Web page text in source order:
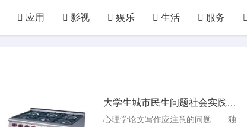
应用 影视 娱乐 生活 服务
大学生城市民生问题社会实践调
查报告
心理学论文写作应注意的问题 独